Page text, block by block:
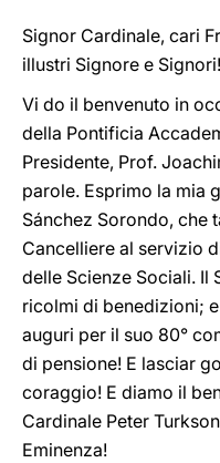
Signor Cardinale, cari
illustri Signore e Signori!
Vi do il benvenuto in
della Pontificia
Presidente, Prof.
parole. Esprimo la mia
Sánchez Sorondo, che
Cancelliere al servizio
delle Scienze Sociali. Il
ricolmi di benedizioni;
auguri per il suo 80°
di pensione! E lasciar
coraggio! E diamo il
Cardinale Peter
Eminenza!